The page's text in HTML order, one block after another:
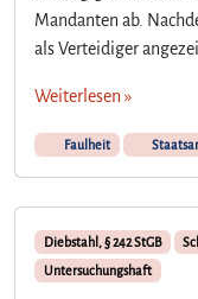
Mandanten ab.
als Verteidiger
Weiterlesen »
Faulheit
Diebstahl, § 242 StGB
Untersuchungshaft